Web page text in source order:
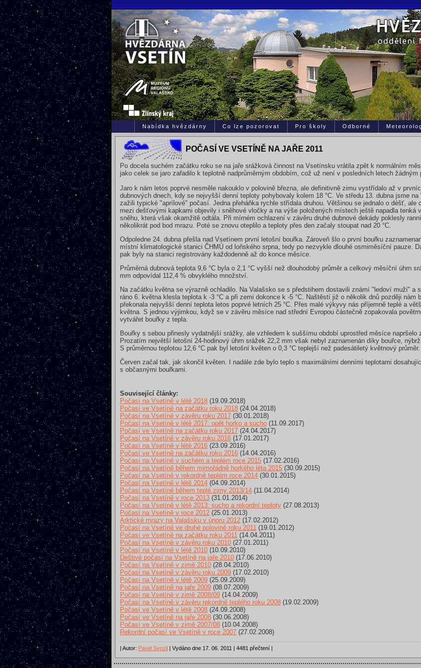
Nabídka hvězdárny Co lze pozorovat Pro školy Odborné
POČASÍ VE VSETÍNĚ NA JAŘE 2011
Po docela suchém začátku roku se na jaře srážková činnost na Vsetínsku vrátila zpět k normálním
jako celek se jaro zařadilo k teplotně nadprůměrným obdobím, což už není v posledních letech žádným
Jaro k nám letos poprvé nesměle nakouklo v polovině března, ale definitivně zimu vystřídalo až v
dubnových dnech, kdy se nejvyšší denní teploty pohybovaly kolem 18 °C. Ve středu 13. dubna jsme na
zažili typické "aprílové" počasí. Jedna přeháňka rychle střídala druhou. Většinou se jednalo o déšť, ale
mezi dešťovými kapkami objevily i sněhové vločky a na výše položených místech ještě napadla tenká
sněhu, která však okamžitě odtála. Při mírném ochlazení v závěru druhé dubnové dekády poklesly
několikrát pod bod mrazu. Poté se znovu oteplilo a teploty přes den začaly stoupat nad 20 °C.
Odpoledne 24. dubna přešla nad Vsetínem první letošní bouřka. Zároveň šlo o první bouřku
místní klimatologické stanici ČHMÚ od loňského srpna, tedy po nezvykle dlouhé osmiměsíční pauze.
pak byly na stanici registrovány každodenně až do konce měsíce.
Průměrná dubnová teplota 9,6 °C byla o 2,1 °C vyšší než dlouhodobý průměr a celkový měsíční úhrn
mm odpovídal 112,4 % obvyklého množství.
Na začátku května se výrazně ochladilo. Na Valašsko se s předstihem dostavili známí "ledoví muži" a
ráno 6. května klesla teplota k -3 °C a při zemi dokonce k -5 °C. Naštěstí již o několik dnů později nám
překonala nejvyšší denní teplota letos poprvé letních 25 °C. Přes malé výkyvy nás příjemně teplé a
května. S jednou výjimkou, když se v závěru měsíce nad střední Evropou částečně zopakovala
vytvářet bouřky z tepla.
Bouřky s sebou přinesly vydatnější srážky, ale vzhledem k suššímu období uprostřed měsíce napršelo
Prozatím největší letošní 24-hodinový úhrn srážek 22,2 mm však nebyl zaznamenán díky bouřce,
S průměrnou teplotou 12,6 °C pak byl letošní květen o 0,3 °C teplejší než padesátiletý květnový průměr.
Červen začal tak, jak skončil květen. I nadále zde bylo teplo s maximálními denními teplotami
s občasnými bouřkami.
Související články:
Počasí na Vsetíně v létě 2018 (19.09.2018)
Počasí ve Vsetíně na začátku roku 2018 (24.04.2018)
Počasí na Vsetíně v závěru roku 2017 (30.01.2018)
Počasí na Vsetíně v létě 2017: opět horko a sucho (11.09.2017)
Počasí ve Vsetíně na začátku roku 2017 (24.04.2017)
Počasí na Vsetíně v závěru roku 2016 (17.01.2017)
Počasí na Vsetíně v létě 2016 (23.09.2016)
Počasí ve Vsetíně na začátku roku 2016 (14.04.2016)
Počasí na Vsetíně v suchém a teplém roce 2015 (17.02.2016)
Počasí na Vsetíně během mimořádně horkého léta 2015 (30.09.2015)
Počasí na Vsetíně v rekordně teplém roce 2014 (30.01.2015)
Počasí na Vsetíně v létě 2014 (04.09.2014)
Počasí na Vsetíně během teplé zimy 2013/14 (11.04.2014)
Počasí na Vsetíně v roce 2013 (31.01.2014)
Počasí na Vsetíně v létě 2013: sucho a rekordní teploty (27.08.2013)
Počasí na Vsetíně v roce 2012 (25.01.2013)
Arktické mrazy na Valašsku v únoru 2012 (17.02.2012)
Počasí na Vsetíně ve druhé polovině roku 2011 (19.01.2012)
Počasí ve Vsetíně na začátku roku 2011 (14.04.2011)
Počasí na Vsetíně v závěru roku 2010 (27.01.2011)
Počasí na Vsetíně v létě 2010 (10.09.2010)
Deštivé počasí na Vsetíně na jaře 2010 (17.06.2010)
Počasí na Vsetíně v zimě 2010 (28.04.2010)
Počasí na Vsetíně v závěru roku 2009 (17.02.2010)
Počasí na Vsetíně v létě 2009 (25.09.2009)
Počasí na Vsetíně na jaře 2009 (08.07.2009)
Počasí na Vsetíně v zimě 2008/09 (14.04.2009)
Počasí na Vsetíně v závěru rekordně teplého roku 2008 (19.02.2009)
Počasí ve Vsetíně v létě 2008 (24.09.2008)
Počasí ve Vsetíně na jaře 2008 (30.06.2008)
Počasí ve Vsetíně v zimě 2007/08 (10.04.2008)
Rekordní počasí ve Vsetíně v roce 2007 (27.02.2008)
| Autor: Pavel Svozil | Vydáno dne 17. 06. 2011 | 4481 přečtení |